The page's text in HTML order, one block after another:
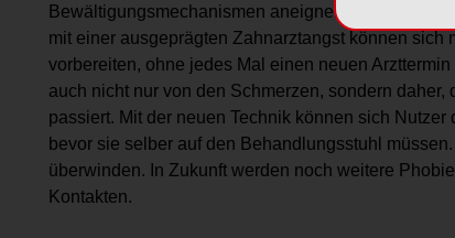
Bewältigungsmechanismen aneignen und diese
mit einer ausgeprägten Zahnarztangst können
vorbereiten, ohne jedes Mal einen neuen
auch nicht nur von den Schmerzen, sondern
passiert. Mit der neuen Technik können sich
bevor sie selber auf den Behandlungsstuhl
überwinden. In Zukunft werden noch weitere
Kontakten.